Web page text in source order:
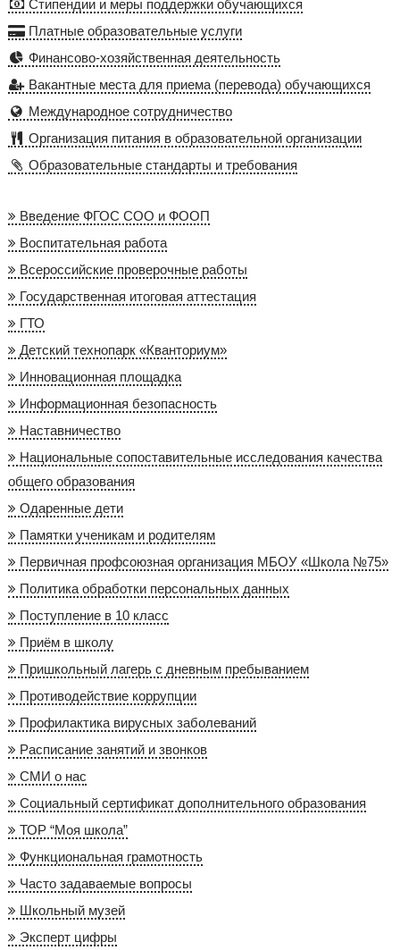
Стипендии и меры поддержки обучающихся
Платные образовательные услуги
Финансово-хозяйственная деятельность
Вакантные места для приема (перевода) обучающихся
Международное сотрудничество
Организация питания в образовательной организации
Образовательные стандарты и требования
Введение ФГОС СОО и ФООП
Воспитательная работа
Всероссийские проверочные работы
Государственная итоговая аттестация
ГТО
Детский технопарк «Кванториум»
Инновационная площадка
Информационная безопасность
Наставничество
Национальные сопоставительные исследования качества
общего образования
Одаренные дети
Памятки ученикам и родителям
Первичная профсоюзная организация МБОУ «Школа №75»
Политика обработки персональных данных
Поступление в 10 класс
Приём в школу
Пришкольный лагерь с дневным пребыванием
Противодействие коррупции
Профилактика вирусных заболеваний
Расписание занятий и звонков
СМИ о нас
Социальный сертификат дополнительного образования
ТОР “Моя школа”
Функциональная грамотность
Часто задаваемые вопросы
Школьный музей
Эксперт цифры